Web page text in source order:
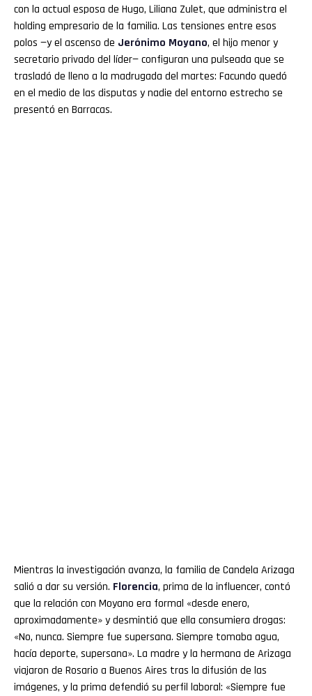
con la actual esposa de Hugo, Liliana Zulet, que administra el
holding empresario de la familia. Las tensiones entre esos
polos —y el ascenso de Jerónimo Moyano, el hijo menor y
secretario privado del líder— configuran una pulseada que se
trasladó de lleno a la madrugada del martes: Facundo quedó
en el medio de las disputas y nadie del entorno estrecho se
presentó en Barracas.
Mientras la investigación avanza, la familia de Candela Arizaga
salió a dar su versión. Florencia, prima de la influencer, contó
que la relación con Moyano era formal «desde enero,
aproximadamente» y desmintió que ella consumiera drogas:
«No, nunca. Siempre fue supersana. Siempre tomaba agua,
hacía deporte, supersana». La madre y la hermana de Arizaga
viajaron de Rosario a Buenos Aires tras la difusión de las
imágenes, y la prima defendió su perfil laboral: «Siempre fue